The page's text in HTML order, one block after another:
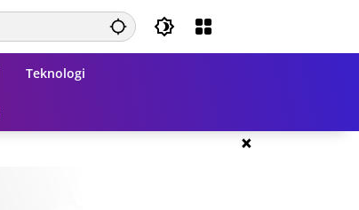
Teknologi
×